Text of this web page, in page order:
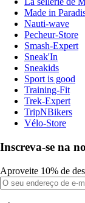
Made in
Nauti-wave
Pecheur-Store
Smash-Expert
Sneak'In
Sneakids
Sport is good
Training-Fit
Trek-Expert
TripNBikers
Vélo-Store
Inscreva-se na
Aproveite 10% de